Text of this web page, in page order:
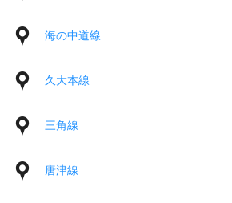
海の中道線
久大本線
三角線
唐津線